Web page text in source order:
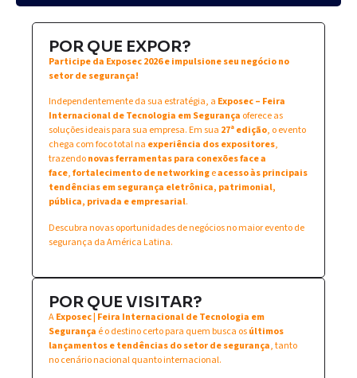
POR QUE EXPOR?
Participe da Exposec 2026 e impulsione seu negócio no
setor de segurança!
Independentemente da sua estratégia, a Exposec – Feira
Internacional de Tecnologia em Segurança oferece as
soluções ideais para sua empresa. Em sua 27ª edição, o evento
chega com foco total na experiência dos expositores,
trazendonovas ferramentas para conexões face a
face,fortalecimento de networkingeacesso às principais
tendências em segurança eletrônica, patrimonial,
pública, privada e empresarial.
Descubra novas oportunidades de negócios no maior evento de
segurança da América Latina.
POR QUE VISITAR?
AExposec | Feira Internacional de Tecnologia em
Segurança é o destino certo para quem busca osúltimos
lançamentos e tendências do setor de segurança, tanto
no cenário nacional quanto internacional.